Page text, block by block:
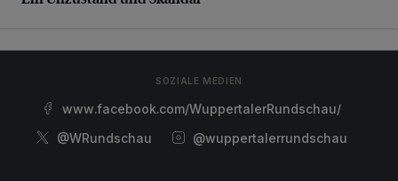
SOZIALE MEDIEN
www.facebook.com/WuppertalerRundschau/
@WRundschau
@wuppertalerrundschau